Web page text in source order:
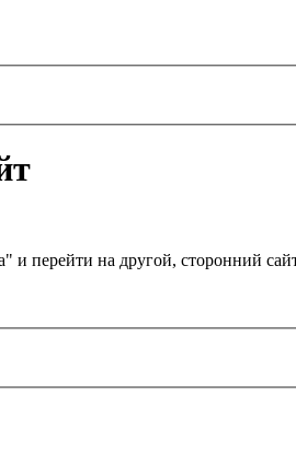
и перейти на другой, сторонний